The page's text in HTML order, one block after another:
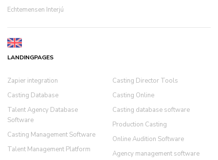
Echtemensen Interjú
LANDINGPAGES
Zapier integration
Casting Database
Talent Agency Database
Software
Casting Management Software
Talent Management Platform
Casting Director Tools
Casting Online
Casting database software
Production Casting
Online Audition Software
Agency management software